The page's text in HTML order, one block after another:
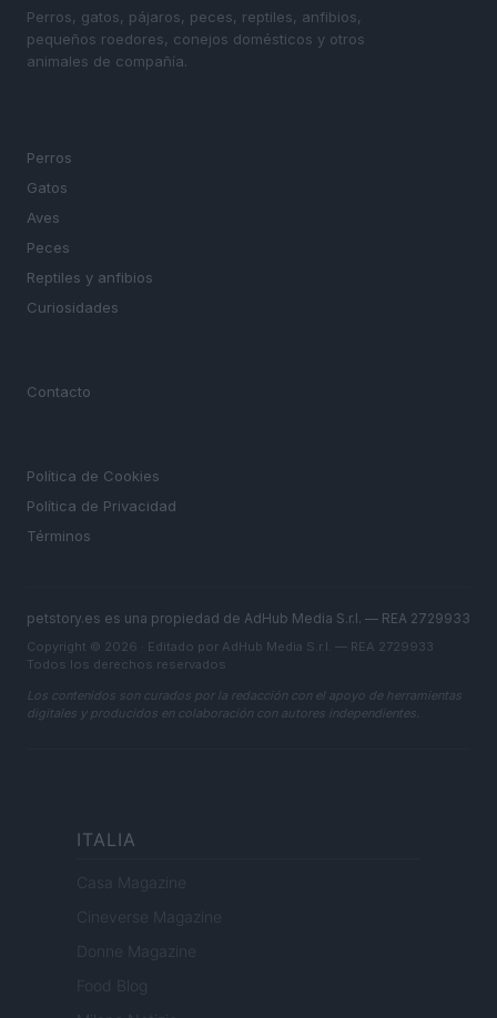
Perros, gatos, pájaros, peces, reptiles, anfibios,
pequeños roedores, conejos domésticos y otros
animales de compañía.
Perros
Gatos
Aves
Peces
Reptiles y anfibios
Curiosidades
Contacto
Política de Cookies
Política de Privacidad
Términos
petstory.es es una propiedad de AdHub Media S.r.l. — REA 2729933
Copyright © 2026 · Editado por AdHub Media S.r.l. — REA 2729933
Todos los derechos reservados
Los contenidos son curados por la redacción con el apoyo de herramientas
digitales y producidos en colaboración con autores independientes.
ITALIA
Casa Magazine
Cineverse Magazine
Donne Magazine
Food Blog